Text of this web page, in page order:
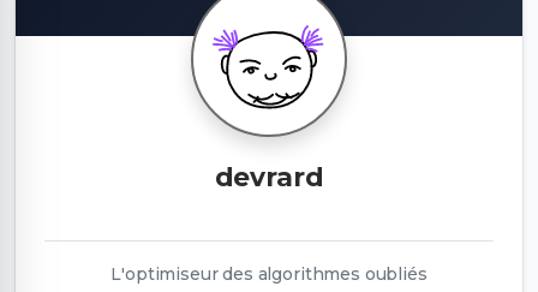
devrard
L'optimiseur des algorithmes oubliés